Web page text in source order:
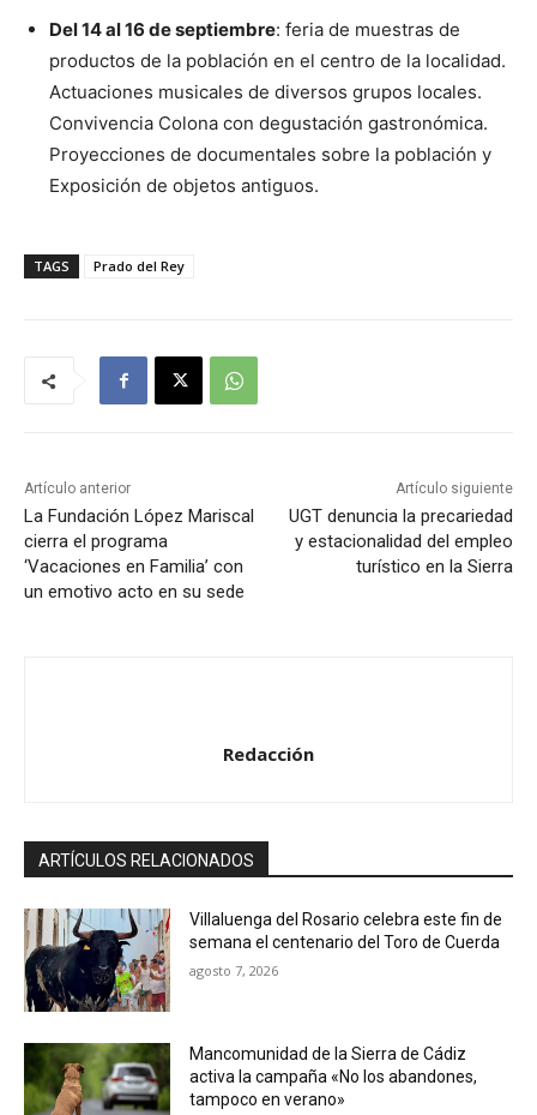
Del 14 al 16 de septiembre: feria de muestras de
productos de la población en el centro de la localidad.
Actuaciones musicales de diversos grupos locales.
Convivencia Colona con degustación gastronómica.
Proyecciones de documentales sobre la población y
Exposición de objetos antiguos.
TAGS Prado del Rey
Artículo anterior
La Fundación López Mariscal
cierra el programa
‘Vacaciones en Familia’ con
un emotivo acto en su sede
Artículo siguiente
UGT denuncia la precariedad
y estacionalidad del empleo
turístico en la Sierra
Redacción
ARTÍCULOS RELACIONADOS
Villaluenga del Rosario celebra este fin de
semana el centenario del Toro de Cuerda
agosto 7, 2026
Mancomunidad de la Sierra de Cádiz
activa la campaña «No los abandones,
tampoco en verano»